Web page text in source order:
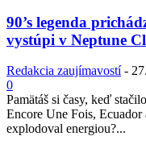
90’s legenda
vystúpi v Neptune
Redakcia zaujímavostí -
0
Pamätáš si časy, keď
Encore Une Fois,
explodoval energiou?...